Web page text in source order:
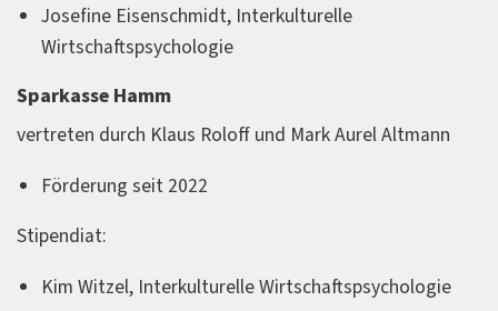
Josefine Eisenschmidt, Interkulturelle
Wirtschaftspsychologie
Sparkasse Hamm
vertreten durch Klaus Roloff und Mark Aurel Altmann
Förderung seit 2022
Stipendiat:
Kim Witzel, Interkulturelle Wirtschaftspsychologie